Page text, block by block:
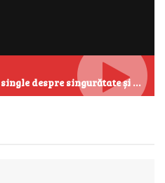
EMAA lansează „Noaptea”, single despre singurătate și emoțiile care se aud cel mai clar după miezul nopții